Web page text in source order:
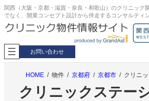
内
容
を
キ
ッ
関西（大阪・京都・滋賀・奈良・和歌山）のクリニック
でなく、開業コンセプト設計から伴走するコンサルティ
お問い合わせ
HOME 物件 京都府 京都市 クリニ
クリニックステー